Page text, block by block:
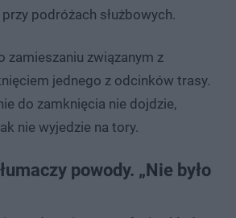
podróżach służbowych.
zamieszaniu związanym z
jednego z odcinków trasy.
do zamknięcia nie dojdzie,
nie wyjedzie na tory.
powody. „Nie było